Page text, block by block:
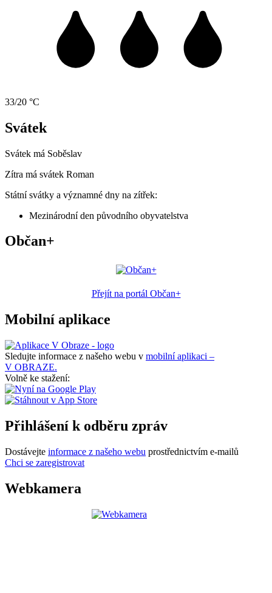
33/20 °C
Svátek
Svátek má Soběslav
Zítra má svátek Roman
Státní svátky a významné dny na zítřek:
Mezinárodní den původního obyvatelstva
Občan+
Přejít na portál Občan+
Mobilní aplikace
Sledujte informace z našeho webu v mobilní aplikaci –
V OBRAZE.
Volně ke stažení:
Přihlášení k odběru zpráv
Dostávejte informace z našeho webu prostřednictvím e-mailů
Chci se zaregistrovat
Webkamera